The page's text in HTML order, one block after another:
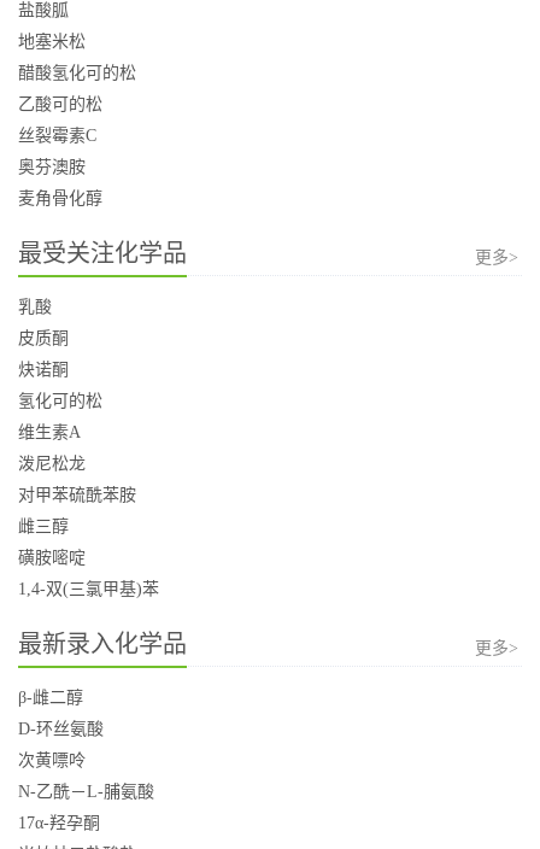
盐酸胍
地塞米松
醋酸氢化可的松
乙酸可的松
丝裂霉素C
奥芬澳胺
麦角骨化醇
最受关注化学品 更多>
乳酸
皮质酮
炔诺酮
氢化可的松
维生素A
泼尼松龙
对甲苯硫酰苯胺
雌三醇
磺胺嘧啶
1,4-双(三氯甲基)苯
最新录入化学品 更多>
β-雌二醇
D-环丝氨酸
次黄嘌呤
N-乙酰－L-脯氨酸
17α-羟孕酮